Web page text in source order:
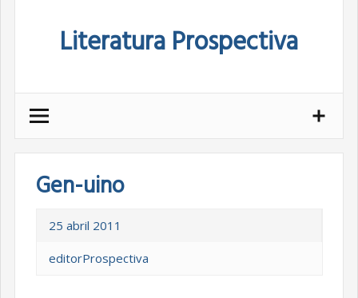
Literatura Prospectiva
Gen-uino
25 abril 2011
editorProspectiva